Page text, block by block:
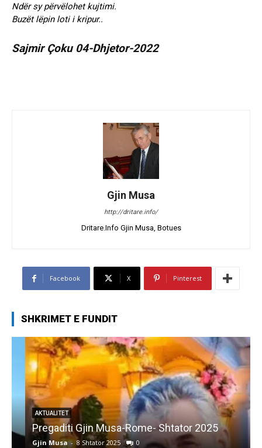
Ndër sy përvëlohet kujtimi.
Buzët lëpin loti i kripur..
Sajmir Çoku 04-Dhjetor-2022
Gjin Musa
http://dritare.info/
Dritare.Info Gjin Musa, Botues
Facebook X Pinterest
SHKRIMET E FUNDIT
AKTUALITET
Pregaditi Gjin Musa-Rome- Shtator 2025
Gjin Musa - 8 Shtator 2025 0